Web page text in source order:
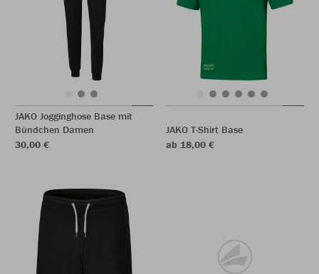
JAKO Jogginghose Base mit
Bündchen Damen
30,00 €
JAKO T-Shirt Base
ab 18,00 €